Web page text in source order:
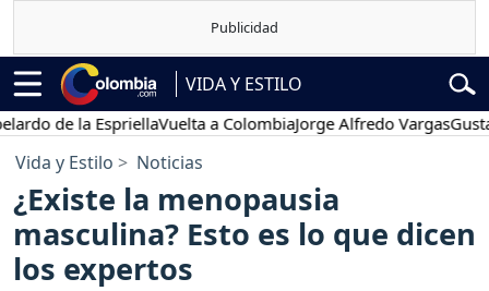
VIDA Y ESTILO
de la EspriellaVuelta a ColombiaJorge Alfredo VargasGustavo
Vida y Estilo Noticias
¿Existe la menopausia
masculina? Esto es lo que dicen
los expertos